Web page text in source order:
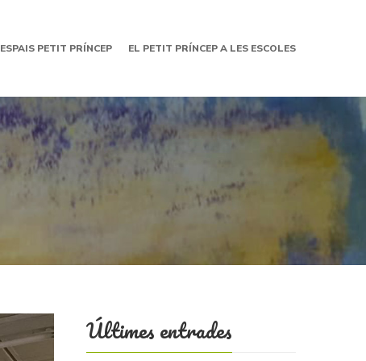
ESPAIS PETIT PRÍNCEP EL PETIT PRÍNCEP A LES ESCOLES
Últimes entrades